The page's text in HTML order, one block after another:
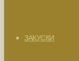
ЗАКУСКИ